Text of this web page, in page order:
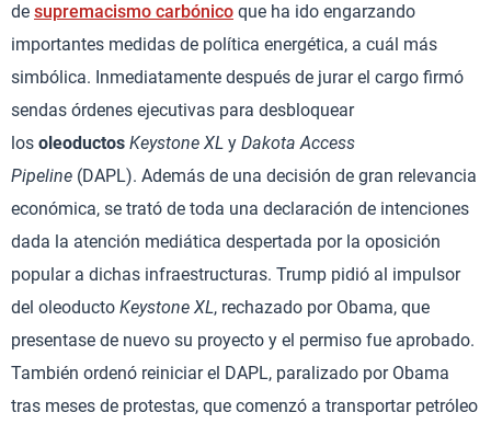
de supremacismo carbónico que ha ido engarzando
importantes medidas de política energética, a cuál más
simbólica. Inmediatamente después de jurar el cargo firmó
sendas órdenes ejecutivas para desbloquear
los oleoductos Keystone XL y Dakota Access
Pipeline (DAPL). Además de una decisión de gran relevancia
económica, se trató de toda una declaración de intenciones
dada la atención mediática despertada por la oposición
popular a dichas infraestructuras. Trump pidió al impulsor
del oleoducto Keystone XL, rechazado por Obama, que
presentase de nuevo su proyecto y el permiso fue aprobado.
También ordenó reiniciar el DAPL, paralizado por Obama
tras meses de protestas, que comenzó a transportar petróleo